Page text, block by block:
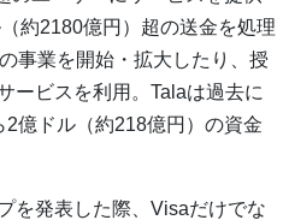
約2180億円）超の送金を処理
事業を開始・拡大したり、授
ービスを利用。Talaは過去に
億ドル（約218億円）の資金
を発表した際、Visaだけでな